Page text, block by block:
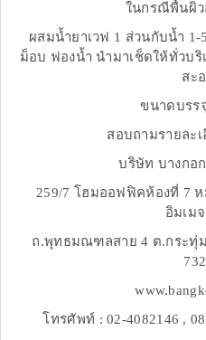
ในกรณีพื้นผิว
ผสมน้ำยาเวฟ 1 ส่วนกับน้ำ
ม็อบ ฟองน้ำ นำมาเช็ดให้ทั่วบ
สะ
ขนาดบรร
สอบถามรายละ
บริษัท บางกอ
259/7 โฮมออฟฟิคห้องที่ 7
อิมเม
ถ.พุทธมณฑลสาย 4 ต.กระทุ่
โทรศัพท์ : 02-4082146 ,